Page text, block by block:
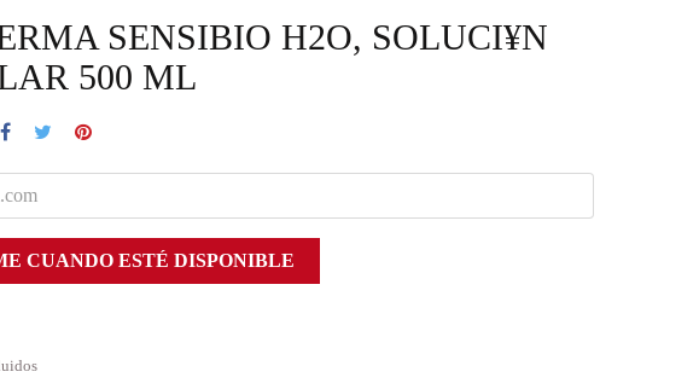
SENSIBIO H2O, SOLUCI¥N
500 ML
CUANDO ESTÉ DISPONIBLE